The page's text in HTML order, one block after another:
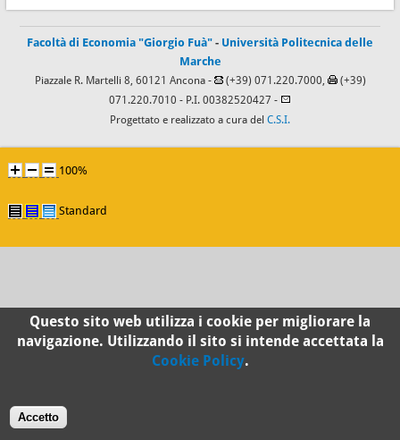
Facoltà di Economia "Giorgio Fuà" - Università Politecnica delle
Marche
Piazzale R. Martelli 8, 60121 Ancona - (+39) 071.220.7000,
(+39)
071.220.7010 - P.I. 00382520427 -
Progettato e realizzato a cura del C.S.I.
100%
Standard
Questo sito web utilizza i cookie per migliorare la
navigazione. Utilizzando il sito si intende accettata la
Cookie Policy.
Accetto